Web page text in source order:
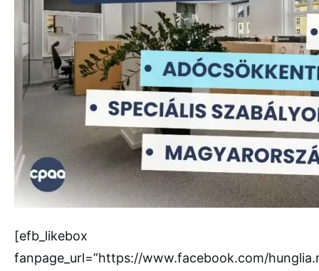
[efb_likebox
fanpage_url=”https://www.facebook.com/